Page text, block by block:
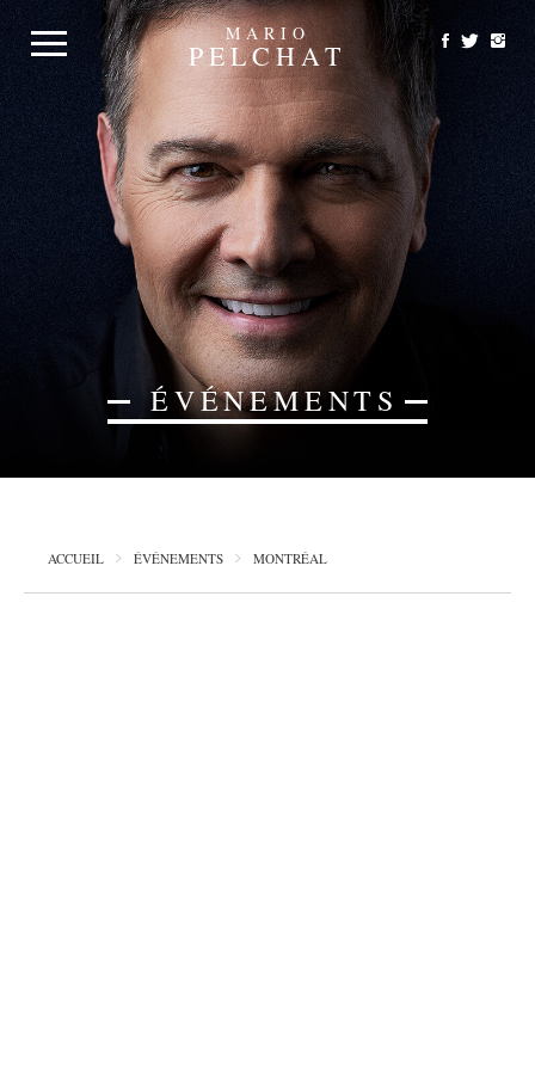
MARIO
PELCHAT
ÉVÉNEMENTS
ACCUEIL ÉVÉNEMENTS MONTRÉAL